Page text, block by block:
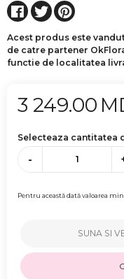
Acest produs este
de catre partener
functie de localitatea
3 249.00
Selecteaza cantitatea
-
Pentru această dată valoarea
SUNA SI